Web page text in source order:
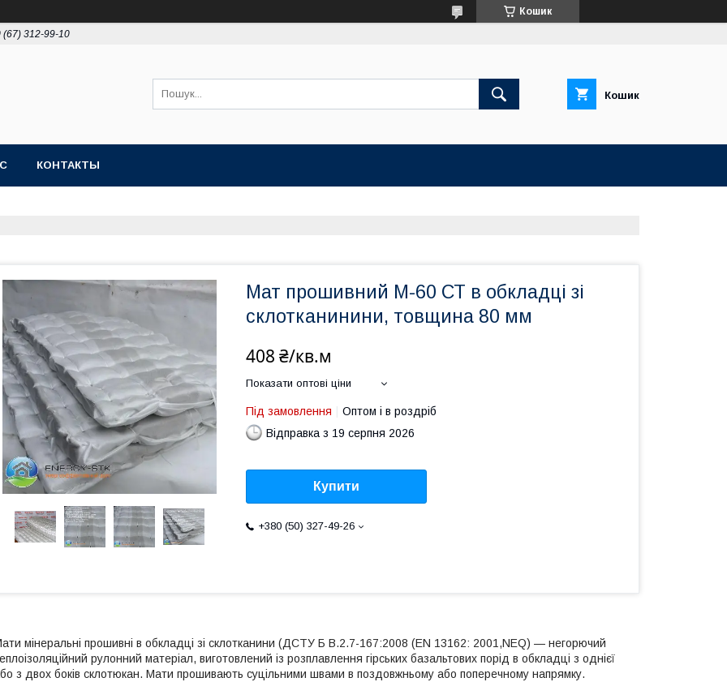
Кошик
(67) 312-99-10
Кошик
КОНТАКТЫ
Мат прошивний М-60 СТ в обкладці зі
склотканинини, товщина 80 мм
408 ₴/кв.м
Показати оптові ціни
Під замовлення
Оптом і в роздріб
Відправка з 19 серпня 2026
Купити
+380 (50) 327-49-26
мінеральні прошивні в обкладці зі склотканини (ДСТУ Б В.2.7-167:2008 (EN 13162: 2001,NEQ) — негорючий
рулонний матеріал, виготовлений із розплавлення гірських базальтових порід в обкладці з однієї
з двох боків склотюкан. Мати прошивають суцільними швами в поздовжньому або поперечному напрямку.